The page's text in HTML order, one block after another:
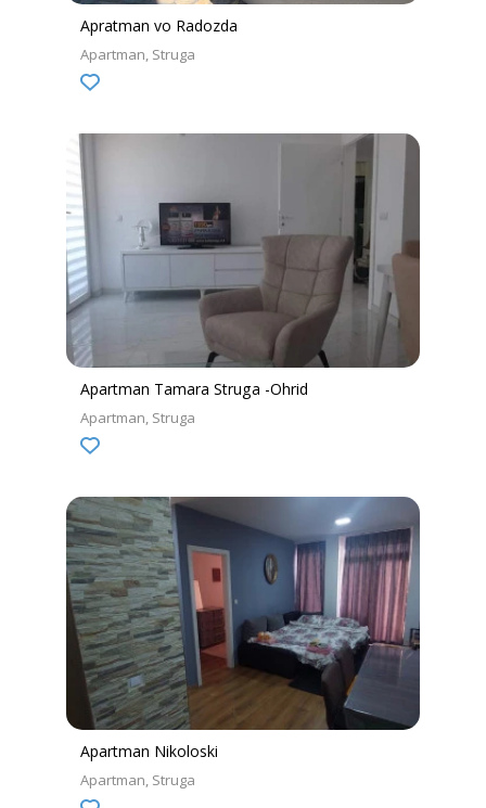
Apratman vo Radozda
Apartman Struga
Apartman Tamara Struga -Ohrid
Apartman Struga
Apartman Nikoloski
Apartman Struga